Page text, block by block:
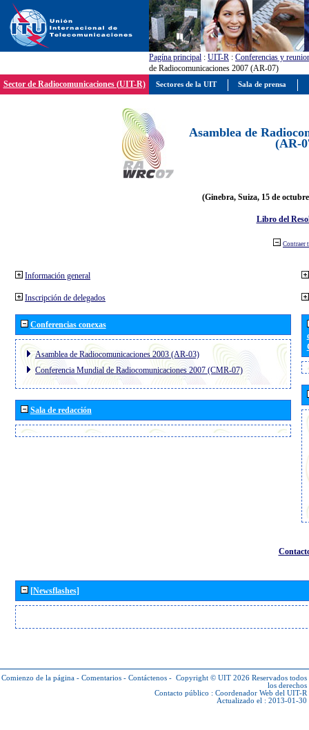
Pagína principal : UIT-R : Conferencias y
de Radiocomunicaciones 2007 (AR-07)
Sector de Radiocomunicaciones (UIT-R)
Asamblea de
(AR-
(Ginebra, Suiza, 15 de
Libro del
Contraer
Información general
Inscripción de delegados
Conferencias conexas
Asamblea de Radiocomunicaciones 2003 (AR-03)
Conferencia Mundial de Radiocomunicaciones 2007 (CMR-07)
Sala de redacción
[Newsflashes]
Comienzo de la página - Comentarios - Contáctenos - Copyright © UIT 2026 Reservados todos
los derechos
Contacto público : Coordenador Web del UIT-R
Actualizado el : 2013-01-30
Sectores de la UIT Sala de prensa